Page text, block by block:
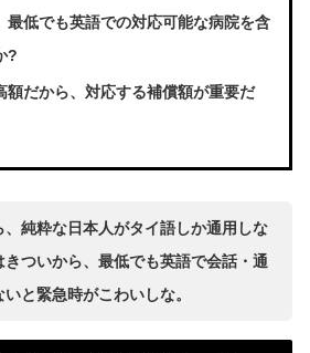
最低でも英語での対応可能な病院を含
?
額だから、対応する補償額が重要だ
、純粋な日本人がタイ語しか通用しな
きついから、最低でも英語で会話・通
と緊急時がこわいしな。